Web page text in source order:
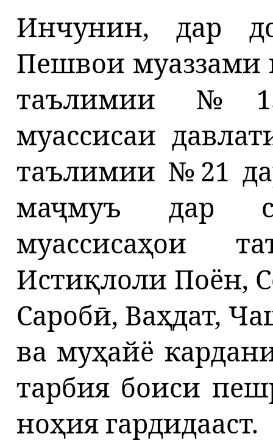
Инчунин, дар
Пешвои муаззами
таълимии
муассисаи
таълимии №21
маҷмуъ дар
муассисаҳои
Истиқлоли Поён,
Саробӣ, Ваҳдат,
ва муҳайё
тарбия боиси
ноҳия гардидааст.